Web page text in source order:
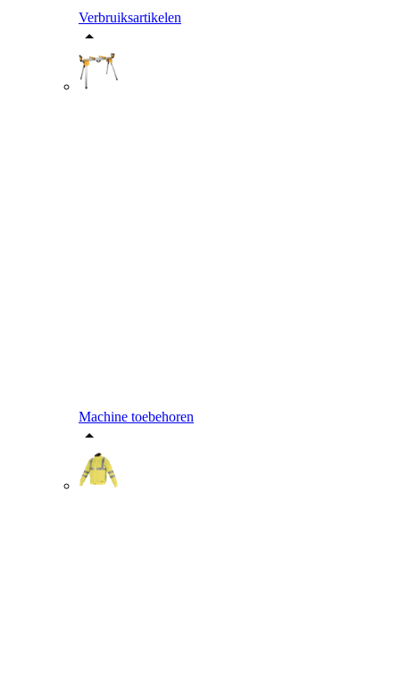
Verbruiksartikelen
Machine toebehoren